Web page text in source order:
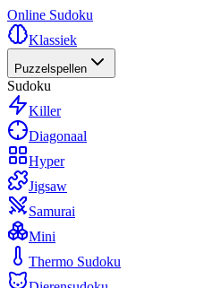
Online Sudoku
Klassiek
Puzzelspellen
Sudoku
Killer
Diagonaal
Hyper
Jigsaw
Samurai
Mini
Thermo Sudoku